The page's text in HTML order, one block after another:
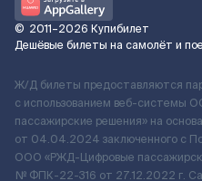
© 2011–2026 Купибилет
Дешёвые билеты на самолёт и
Ж/Д билеты предоставляются
с использованием веб-системы
пассажирские решения» на
от 04.04.2024 заключенного с
ООО «РЖД-Цифровые
№ ФПК-22-316 от 27.12.2022 г.